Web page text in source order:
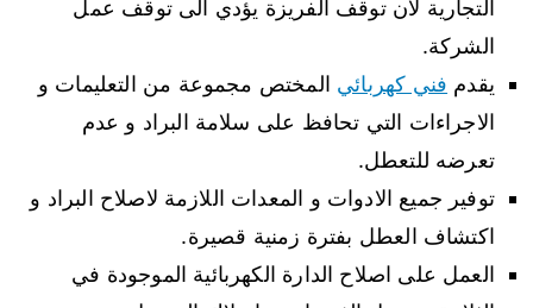
التجارية لان توقف الفريزة يؤدي الى توقف عمل
الشركة.
يقدم فني كهربائي المختص مجموعة من التعليمات و
الاجراءات التي تحافظ على سلامة البراد و عدم
تعرضه للتعطل.
توفير جميع الادوات و المعدات اللازمة لاصلاح البراد و
اكتشاف العطل بفترة زمنية قصيرة.
العمل على اصلاح الدارة الكهربائية الموجودة في